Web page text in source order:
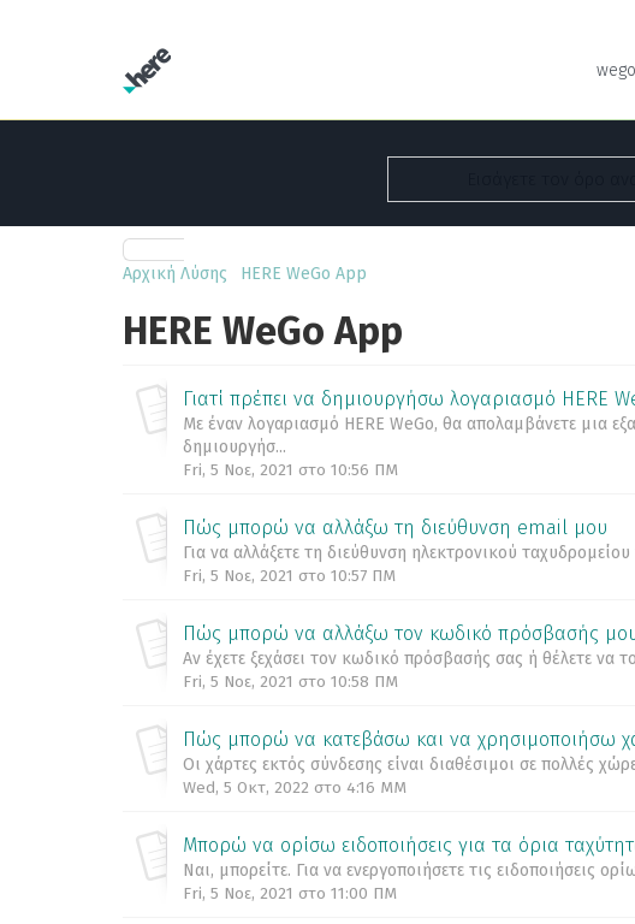
Αρχική Λύσης HERE WeGo App
HERE WeGo App
Γιατί πρέπει να δημιουργήσω λογαριασμό HERE
Με έναν λογαριασμό HERE WeGo, θα απολαμβάνετε μια
δημιουργήσ...
Fri, 5 Νοε, 2021 στο 10:56 ΠΜ
Πώς μπορώ να αλλάξω τη διεύθυνση email μου
Για να αλλάξετε τη διεύθυνση ηλεκτρονικού
Fri, 5 Νοε, 2021 στο 10:57 ΠΜ
Πώς μπορώ να αλλάξω τον κωδικό πρόσβασής
Αν έχετε ξεχάσει τον κωδικό πρόσβασής σας ή θέλετε να
Fri, 5 Νοε, 2021 στο 10:58 ΠΜ
Πώς μπορώ να κατεβάσω και να χρησιμοποιήσω
Οι χάρτες εκτός σύνδεσης είναι διαθέσιμοι σε πολλές
Wed, 5 Οκτ, 2022 στο 4:16 ΜΜ
Μπορώ να ορίσω ειδοποιήσεις για τα όρια
Ναι, μπορείτε. Για να ενεργοποιήσετε τις ειδοποιήσεις
Fri, 5 Νοε, 2021 στο 11:00 ΠΜ